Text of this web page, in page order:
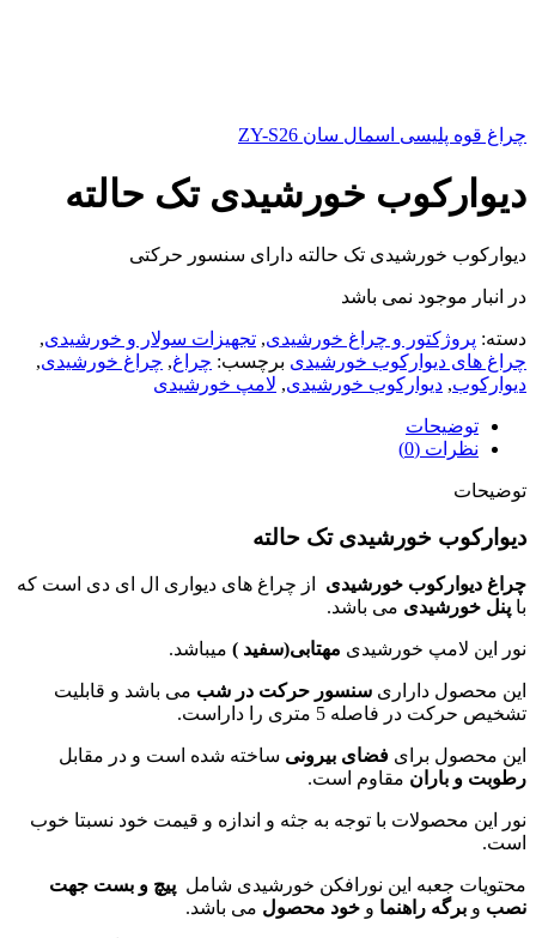
چراغ قوه پلیسی اسمال سان ZY-S26
دیوارکوب خورشیدی تک حالته
دیوارکوب خورشیدی تک حالته دارای سنسور حرکتی
در انبار موجود نمی باشد
دسته: پروژکتور و چراغ خورشیدی, تجهیزات سولار و خورشیدی,
چراغ های دیوارکوب خورشیدی برچسب: چراغ, چراغ خورشیدی,
دیوارکوب, دیوارکوب خورشیدی, لامپ خورشیدی
توضیحات
نظرات (0)
توضیحات
دیوارکوب خورشیدی تک حالته
چراغ دیوارکوب خورشیدی
از چراغ های دیواری ال ای دی است که
با پنل خورشیدی می باشد.
نور این لامپ خورشیدی مهتابی(سفید ) میباشد.
این محصول داراری سنسور حرکت در شب می باشد و قابلیت
تشخیص حرکت در فاصله 5 متری را داراست.
این محصول برای فضای بیرونی ساخته شده است و در مقابل
رطوبت و باران مقاوم است.
نور این محصولات با توجه به جثه و اندازه و قیمت خود نسبتا خوب
است.
محتویات جعبه این نورافکن خورشیدی شامل پیچ و بست جهت
نصب و برگه راهنما و خود محصول می باشد.